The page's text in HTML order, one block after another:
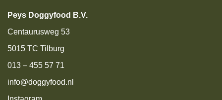
Peys Doggyfood B.V.
Centaurusweg 53
5015 TC Tilburg
013 – 455 57 71
info@doggyfood.nl